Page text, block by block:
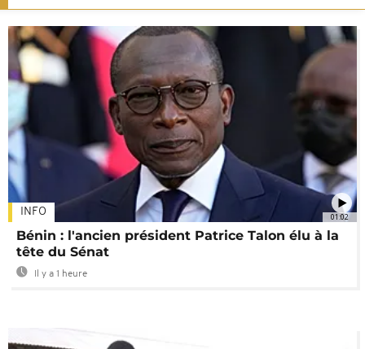
01:02
INFO
Bénin : l'ancien président Patrice Talon élu à la
tête du Sénat
Il y a 1 heure